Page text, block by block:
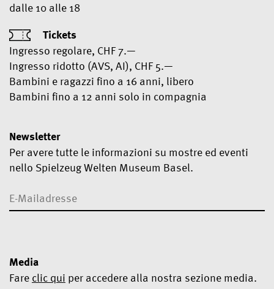
dalle 10 alle 18
Tickets
Ingresso regolare, CHF 7.—
Ingresso ridotto (AVS, AI), CHF 5.—
Bambini e ragazzi fino a 16 anni, libero
Bambini fino a 12 anni solo in compagnia
Newsletter
Per avere tutte le informazioni su mostre ed eventi
nello Spielzeug Welten Museum Basel.
Media
Fare clic qui per accedere alla nostra sezione media.